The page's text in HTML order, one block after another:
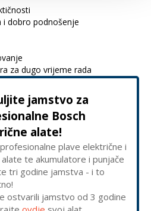
i dobro podnošenje
za dugo vrijeme rada
jamstvo za
Bosch
alate!
plave električne i
te akumulatore i punjače
tri godine jamstva - i to
ostvarili jamstvo od 3 godine